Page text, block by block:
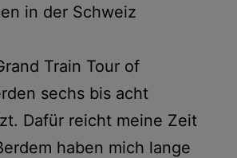
in der Schweiz
Train Tour of
sechs bis acht
Dafür reicht meine Zeit
haben mich lange